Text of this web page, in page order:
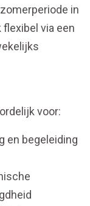
in
flexibel via een
voor:
en begeleiding